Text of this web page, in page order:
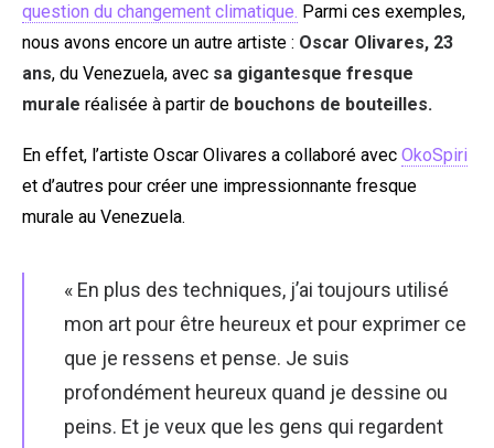
question du changement climatique. Parmi ces exemples,
nous avons encore un autre artiste : Oscar Olivares, 23
ans, du Venezuela, avec sa gigantesque fresque
murale réalisée à partir de bouchons de bouteilles.
En effet, l’artiste Oscar Olivares a collaboré avec OkoSpiri
et d’autres pour créer une impressionnante fresque
murale au Venezuela.
« En plus des techniques, j’ai toujours utilisé
mon art pour être heureux et pour exprimer ce
que je ressens et pense. Je suis
profondément heureux quand je dessine ou
peins. Et je veux que les gens qui regardent